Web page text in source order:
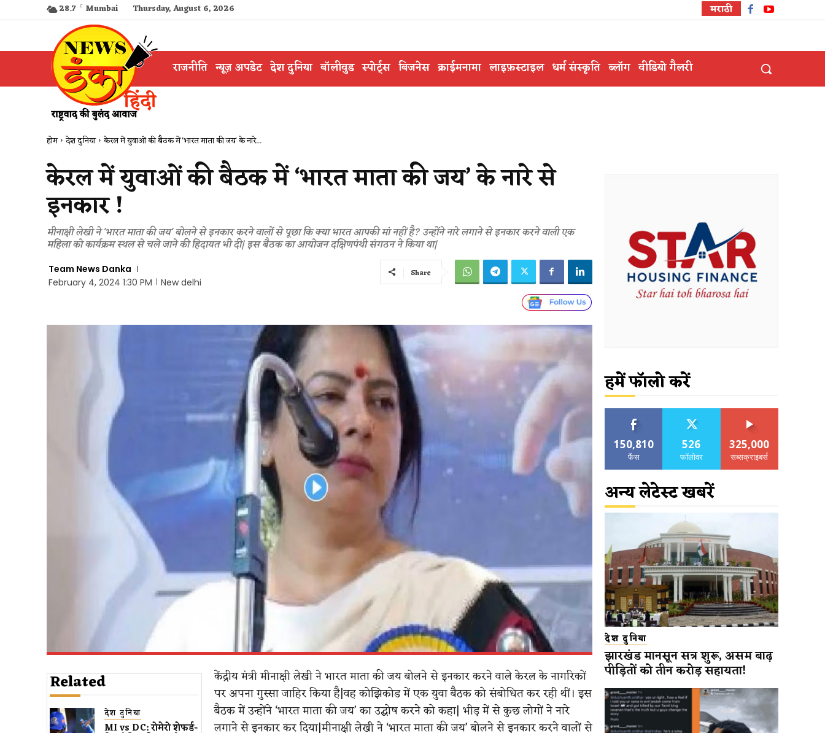
28.7 C Mumbai Thursday, August 6, 2026 मराठी
राजनीति न्यूज़ अपडेट देश दुनिया बॉलीवुड स्पोर्ट्स बिजनेस क्राईमनामा लाइफ़स्टाइल धर्म संस्कृति ब्लॉग वीडियो गैलरी
होम देश दुनिया केरल में युवाओं की बैठक में 'भारत माता की जय' के नारे...
केरल में युवाओं की बैठक में ‘भारत माता की जय’ के नारे से
इनकार !
मीनाक्षी लेखी ने 'भारत माता की जय' बोलने से इनकार करने वालों से पूछा कि क्या भारत आपकी मां नहीं है? उन्होंने नारे लगाने से इनकार करने वाली एक
महिला को कार्यक्रम स्थल से चले जाने की हिदायत भी दी| इस बैठक का आयोजन दक्षिणपंथी संगठन ने किया था|
Team News Danka
February 4, 2024 1:30 PM
New delhi
Share
Related
देश दुनिया
MI vs DC: रोमेरो शेफर्ड-
केंद्रीय मंत्री मीनाक्षी लेखी ने भारत माता की जय बोलने से इनकार करने वाले केरल के नागरिकों
पर अपना गुस्सा जाहिर किया है|वह कोझिकोड में एक युवा बैठक को संबोधित कर रही थीं। इस
बैठक में उन्होंने ‘भारत माता की जय’ का उद्घोष करने को कहा| भीड़ में से कुछ लोगों ने नारे
लगाने से इनकार कर दिया|मीनाक्षी लेखी ने ‘भारत माता की जय’ बोलने से इनकार करने वालों से
हमें फॉलो करें
150,810
फैंस
526
फॉलोवर
325,000
सब्सक्राइबर्स
अन्य लेटेस्ट खबरें
देश दुनिया
झारखंड मानसून सत्र शुरू, असम बाढ़
पीड़ितों को तीन करोड़ सहायता!